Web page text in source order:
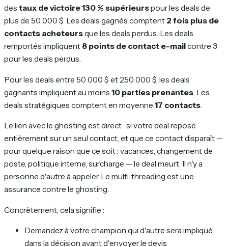
des taux de victoire 130 % supérieurspour les deals de
plus de 50 000 $. Les deals gagnés comptent 2 fois plus de
contacts acheteursque les deals perdus. Les deals
remportés impliquent 8 points de contact e-mailcontre 3
pour les deals perdus.
Pour les deals entre 50 000 $ et 250 000 $, les deals
gagnants impliquent au moins 10 parties prenantes . Les
deals stratégiques comptent en moyenne 17 contacts
Le lien avec le ghosting est direct : si votre deal repose
entièrement sur un seul contact, et que ce contact disparaît —
pour quelque raison que ce soit : vacances, changement de
poste, politique interne, surcharge — le deal meurt. Il n'y a
personne d'autre à appeler. Le multi-threading est une
assurance contre le ghosting.
Concrètement, cela signifie :
Demandez à votre champion qui d'autre sera impliqué
dans la décision avantd'envoyer le devis